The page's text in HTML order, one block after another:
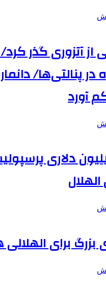
از آتزوری گذر
در پنالتی‌ها/
آورد
۲ میلیون دلاری
بزرگ برای الهلالی